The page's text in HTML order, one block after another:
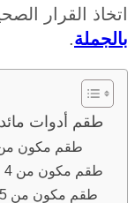
القرار الصحيح
.
طقم أدوات مائدة
طقم مكون من 3 قطع (الإصدار الأساسي)
طقم مكون من 4 قطع (إصدار عائلي أساسي)
طقم